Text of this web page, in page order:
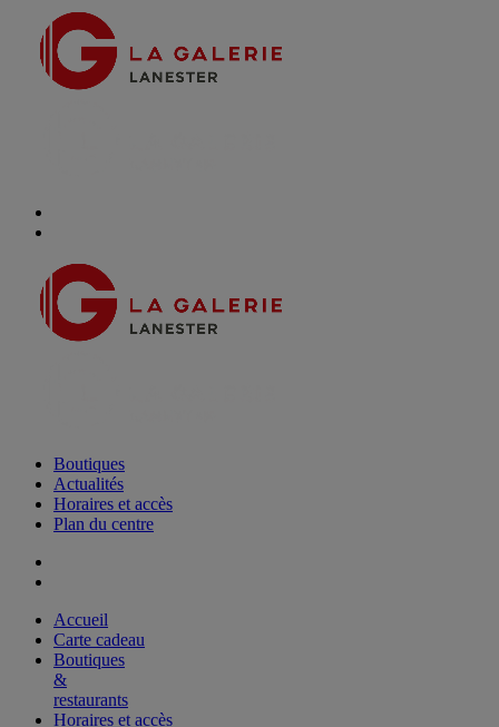
Boutiques
Actualités
Horaires et accès
Plan du centre
Accueil
Carte cadeau
Boutiques
&
restaurants
Horaires et accès